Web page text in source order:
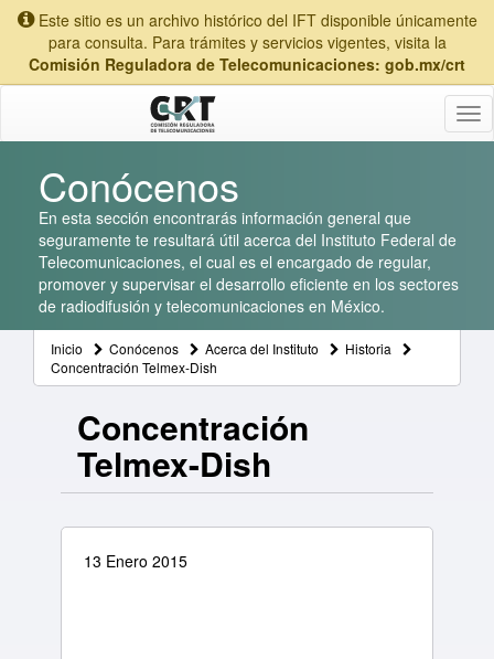
Este sitio es un archivo histórico del IFT disponible únicamente
para consulta. Para trámites y servicios vigentes, visita la
Comisión Reguladora de Telecomunicaciones: gob.mx/crt
Conócenos
En esta sección encontrarás información general que
seguramente te resultará útil acerca del Instituto Federal de
Telecomunicaciones, el cual es el encargado de regular,
promover y supervisar el desarrollo eficiente en los sectores
de radiodifusión y telecomunicaciones en México.
Inicio Conócenos Acerca del Instituto
Historia
Concentración Telmex-Dish
Concentración
Telmex-Dish
13 Enero 2015